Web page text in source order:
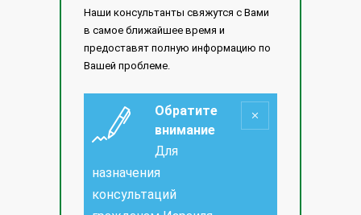
Наши консультанты свяжутся с Вами
в самое ближайшее время и
предоставят полную информацию по
Вашей проблеме.
Обратите
внимание
Для
назначения
консультаций